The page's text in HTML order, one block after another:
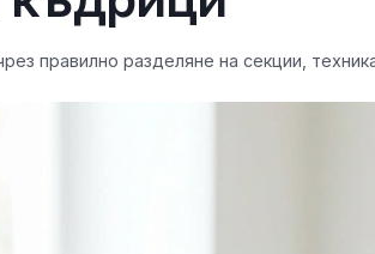
правилно разделяне на секции,